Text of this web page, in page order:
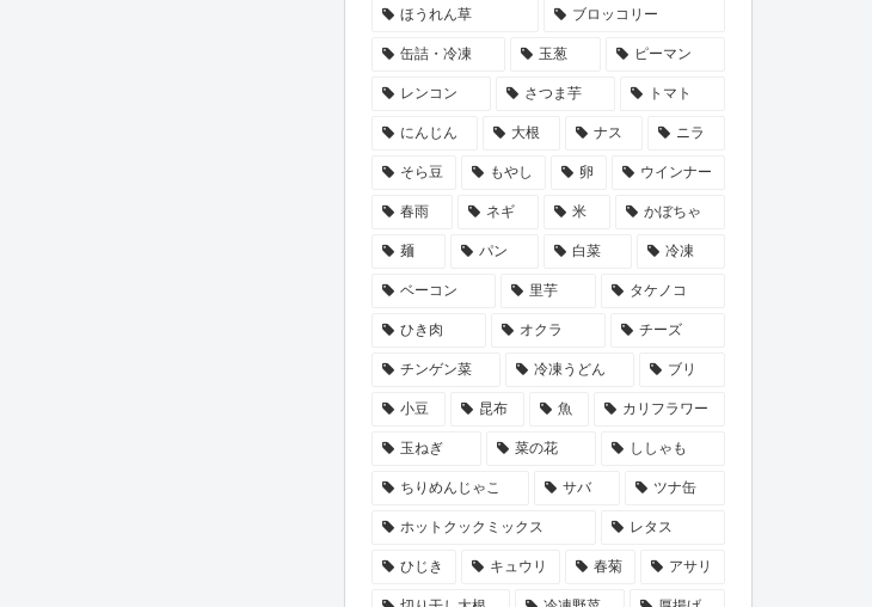
ほうれん草 ブロッコリー
缶詰・冷凍 玉葱 ピーマン
レンコン さつま芋 トマト
にんじん 大根 ナス ニラ
そら豆 もやし 卵 ウインナー
春雨 ネギ 米 かぼちゃ
麺 パン 白菜 冷凍
ベーコン 里芋 タケノコ
ひき肉 オクラ チーズ
チンゲン菜 冷凍うどん ブリ
小豆 昆布 魚 カリフラワー
玉ねぎ 菜の花 ししゃも
ちりめんじゃこ サバ ツナ缶
ホットクックミックス レタス
ひじき キュウリ 春菊 アサリ